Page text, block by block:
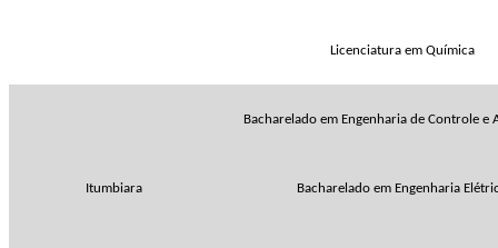
Licenciatura em Química
Itumbiara
Bacharelado em Engenharia de Controle e
Bacharelado em Engenharia